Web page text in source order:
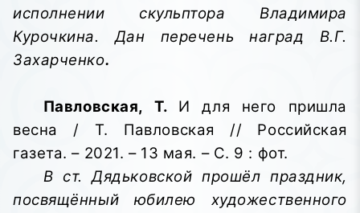
исполнении скульптора Владимира
Курочкина. Дан перечень наград В.Г.
Захарченко.
Павловская, Т. И для него пришла
весна / Т. Павловская // Российская
газета. – 2021. – 13 мая. – С. 9 : фот.
В ст. Дядьковской прошёл праздник,
посвящённый юбилею художественного